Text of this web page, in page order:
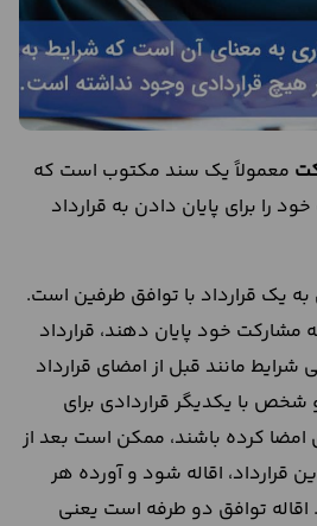
معمولاً یک سند مکتوب است که
را برای پایان دادن به قرارداد
به یک قرارداد با توافق طرفین است.
مشارکت خود پایان دهند، قرارداد
شرایط مانند قبل ‌از امضای قرارداد
با یکدیگر قراردادی برای
امضا کرده باشند، ممکن است بعد از
قرارداد، اقاله شود و آورده هر
توافق دو طرفه است یعنی